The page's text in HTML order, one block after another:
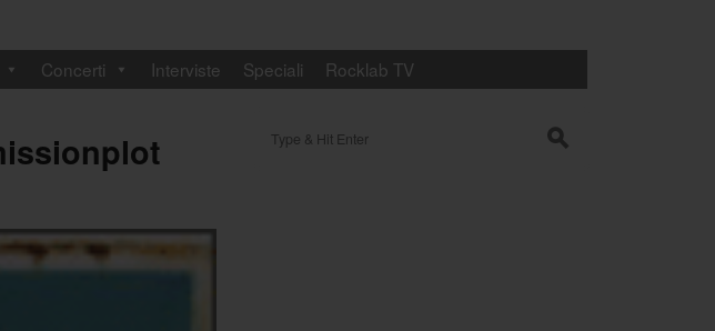
Concerti Interviste Speciali Rocklab TV
s